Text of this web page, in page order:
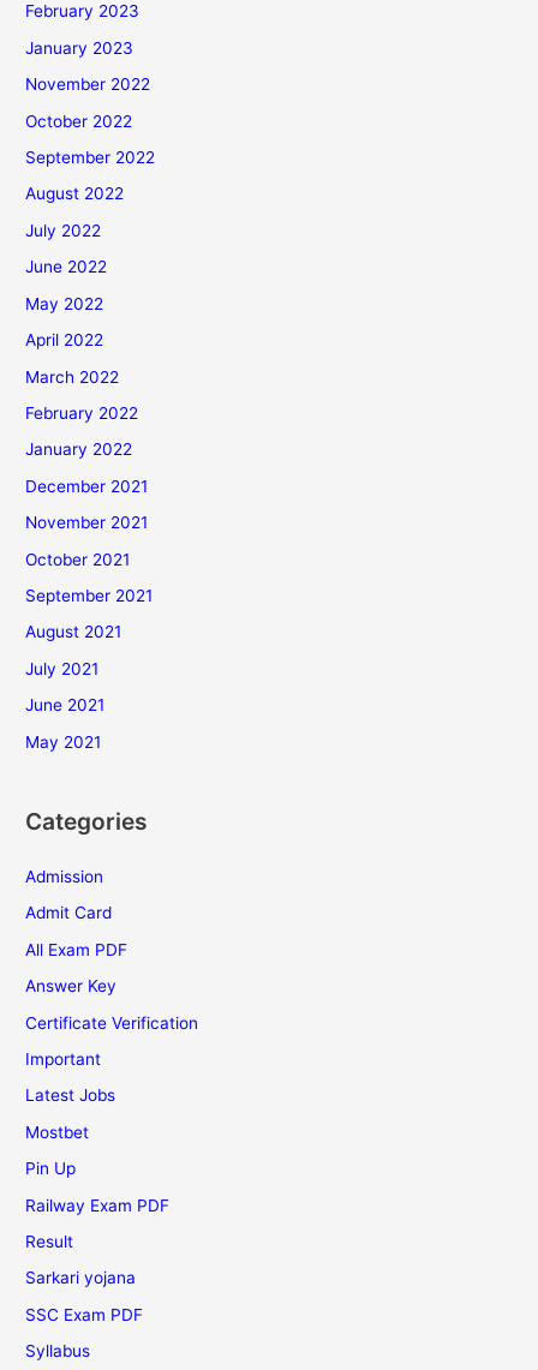
February 2023
January 2023
November 2022
October 2022
September 2022
August 2022
July 2022
June 2022
May 2022
April 2022
March 2022
February 2022
January 2022
December 2021
November 2021
October 2021
September 2021
August 2021
July 2021
June 2021
May 2021
Categories
Admission
Admit Card
All Exam PDF
Answer Key
Certificate Verification
Important
Latest Jobs
Mostbet
Pin Up
Railway Exam PDF
Result
Sarkari yojana
SSC Exam PDF
Syllabus